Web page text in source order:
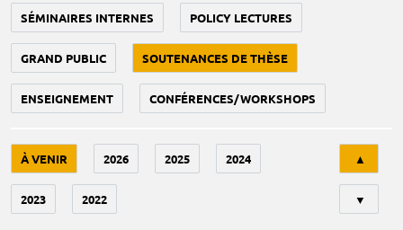
SÉMINAIRES INTERNES POLICY LECTURES
GRAND PUBLIC SOUTENANCES DE THÈSE
ENSEIGNEMENT CONFÉRENCES/WORKSHOPS
À VENIR 2026 2025 2024
2023 2022
▲
▼